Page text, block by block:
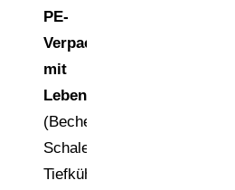
PE-
Verpackungen
mit
Lebensmittelkontakt
(Becher,
Schalen,
Tiefkühlbeutel):